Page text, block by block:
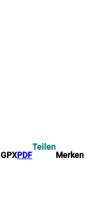
GPXPDF
Teilen
Merken